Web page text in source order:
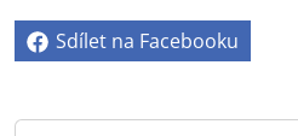
Sdílet na Facebooku